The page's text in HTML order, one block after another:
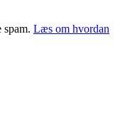
spam. Læs om hvordan